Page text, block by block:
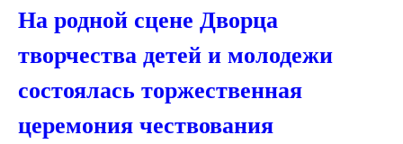
На родной сцене Дворца
творчества детей и молодежи
состоялась торжественная
церемония чествования